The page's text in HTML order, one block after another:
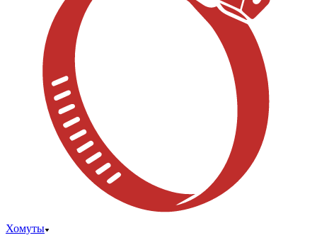
Хомуты